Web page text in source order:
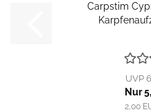
Carpstim
UVP
Nur
2,00